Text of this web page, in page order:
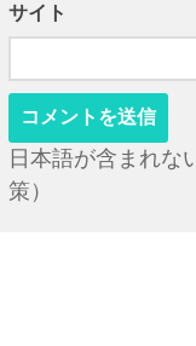
サイト
日本語が含まれな
策）